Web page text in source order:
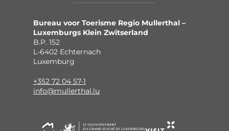
Bureau voor Toerisme Regio Mullerthal –
Luxemburgs Klein Zwitserland
B.P. 152
L-6402 Echternach
Luxemburg
+352 72 04 57-1
info@mullerthal.lu